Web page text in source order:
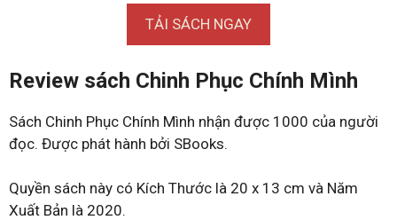
TẢI SÁCH NGAY
Review sách Chinh Phục Chính Mình
Sách Chinh Phục Chính Mình nhận được 1000 của người
đọc. Được phát hành bởi SBooks.
Quyền sách này có Kích Thước là 20 x 13 cm và Năm
Xuất Bản là 2020.